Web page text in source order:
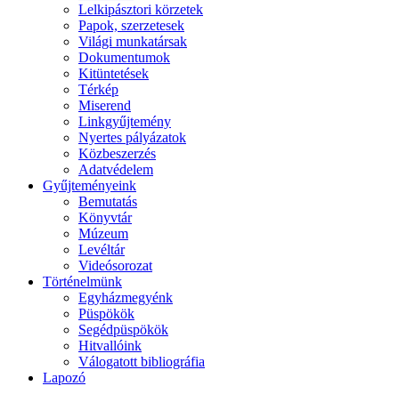
Lelkipásztori körzetek
Papok, szerzetesek
Világi munkatársak
Dokumentumok
Kitüntetések
Térkép
Miserend
Linkgyűjtemény
Nyertes pályázatok
Közbeszerzés
Adatvédelem
Gyűjteményeink
Bemutatás
Könyvtár
Múzeum
Levéltár
Videósorozat
Történelmünk
Egyházmegyénk
Püspökök
Segédpüspökök
Hitvallóink
Válogatott bibliográfia
Lapozó